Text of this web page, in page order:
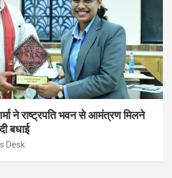
ने राष्ट्रपति भवन से आमंत्रण मिलने
बधाई
Desk